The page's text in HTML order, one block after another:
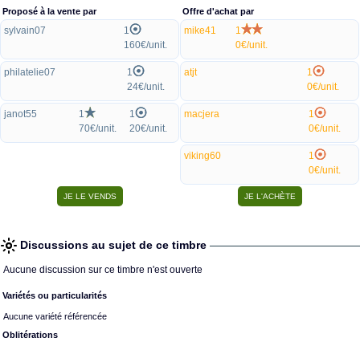
Proposé à la vente par
sylvain07
1
160€/unit.
philatelie07
1
24€/unit.
janot55
1
70€/unit.
1
20€/unit.
Offre d'achat par
mike41
1
0€/unit.
atjt
1
0€/unit.
macjera
1
0€/unit.
viking60
1
0€/unit.
Discussions au sujet de ce timbre
Aucune discussion sur ce timbre n'est ouverte
Variétés ou particularités
Aucune variété référencée
Oblitérations